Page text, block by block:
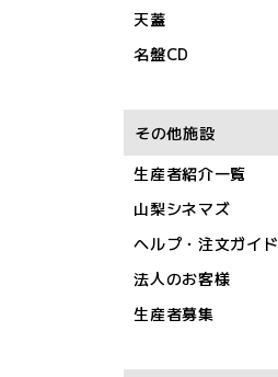
天蓋
名盤CD
その他施設
生産者紹介一覧
山梨シネマズ
ヘルプ・注文ガイド
法人のお客様
生産者募集